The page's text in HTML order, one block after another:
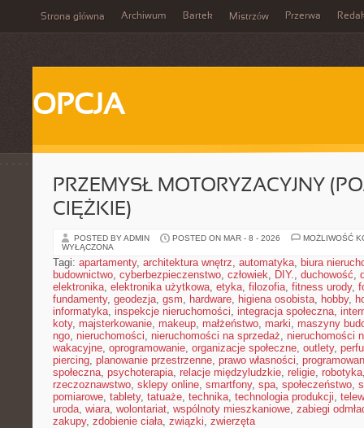
Strona główna Archiwum Bartek Mistrzów Przerwa
OPCJA
PRZEMYSŁ MOTORYZACYJNY
CIĘŻKIE)
POSTED BY ADMIN POSTED ON MAR - 8 - 2026
MOŻLIWOŚĆ
WYŁĄCZONA
Tagi: apartamenty, architektura wnętrz, automatyka, biura
budownictwo, cyberbezpieczenstwo, człowiek, DIY., duchowość,
elektronika, elektronika użytkowa, etyka, filozofia, fitness urody,
fundamenty, geodezja, gsm, hardware, higiena osobista, hobby,
informatyka, inspekcje nieruchomości, integracja społeczna,
koty, majsterkowanie, makeup, małżeństwo, marki, maszyny
ngo, nieruchomości, nieruchomości na sprzedaż, nieruchomości
wakacyjne, oprogramowanie, organizacje społeczne, outlety,
piercing, planowanie przestrzenne, prawo własności,
społeczna, psychoterapia, relacje międzyludzkie, religie, robotyka
rzeczoznawstwo, sklepy online, smartfony, spa, społeczeństwo,
pomiarowe, tablety, tatuaże, technika, technologia produkcji,
uroda, wiara, wolontariat, wspólnoty mieszkaniowe, zabiegi
zakupy, zdobienie ciała, związki, zwierzęta